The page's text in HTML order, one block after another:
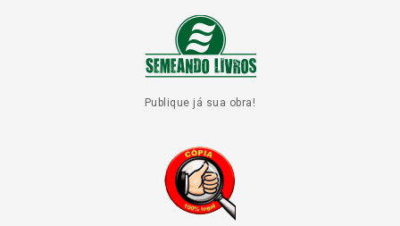
Publique já sua obra!